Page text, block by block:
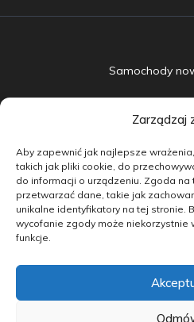
Zarządzaj
Aby zapewnić jak najlepsze
takich jak pliki cookie, do
do informacji o urządzeniu. Zgoda
przetwarzać dane, takie jak
unikalne identyfikatory na tej stronie.
wycofanie zgody może niekorzystnie
funkcje.
Samochody
Samochody
Doradztwo
Finansowanie
Kontakt
copyright by